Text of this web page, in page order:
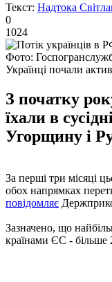
Текст: Надтока
0
1024
Фото:
Українці почали
З початку
їхали в
Угорщину і
За перші три місяці
обох напрямках
повідомляє
Зазначено, що
країнами ЄС - більше